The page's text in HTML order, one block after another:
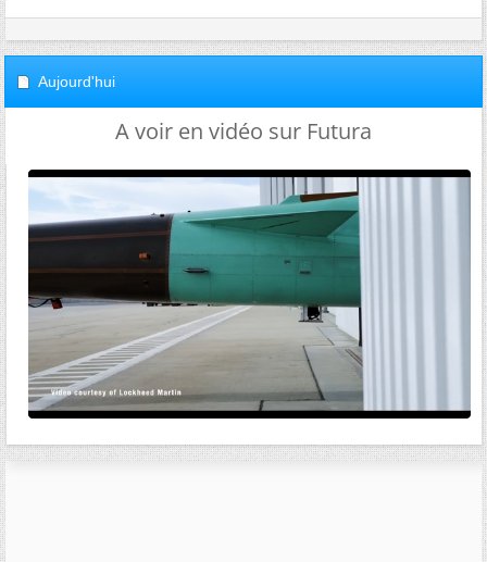
Aujourd'hui
A voir en vidéo sur Futura